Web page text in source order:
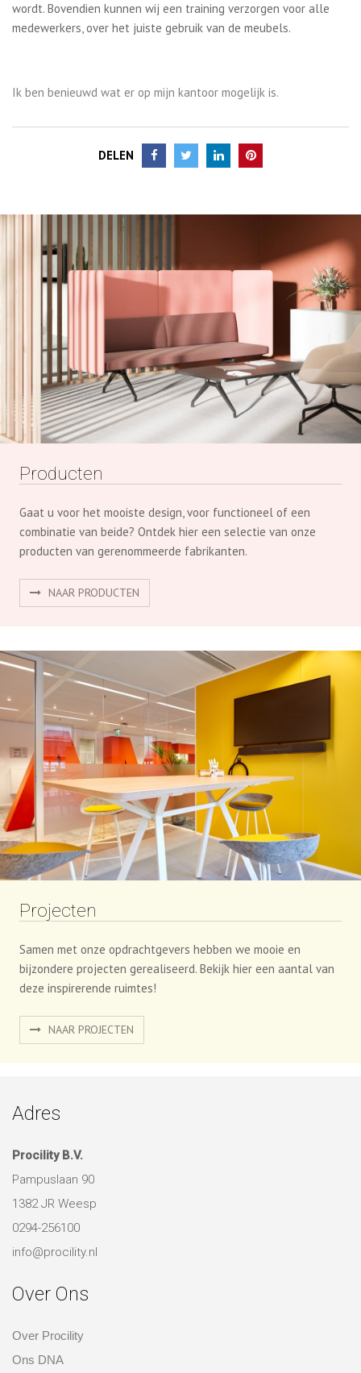
wordt. Bovendien kunnen wij een training verzorgen voor alle
medewerkers, over het juiste gebruik van de meubels.
Ik ben benieuwd wat er op mijn kantoor mogelijk is.
DELEN
Producten
Gaat u voor het mooiste design, voor functioneel of een
combinatie van beide? Ontdek hier een selectie van onze
producten van gerenommeerde fabrikanten.
NAAR PRODUCTEN
Projecten
Samen met onze opdrachtgevers hebben we mooie en
bijzondere projecten gerealiseerd. Bekijk hier een aantal van
deze inspirerende ruimtes!
NAAR PROJECTEN
Adres
Procility B.V.
Pampuslaan 90
1382 JR Weesp
0294-256100
info@procility.nl
Over Ons
Over Procility
Ons DNA